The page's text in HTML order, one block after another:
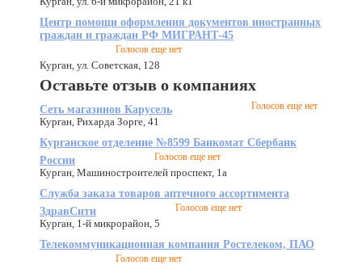
Центр помощи оформления документов иностранных
граждан и граждан РФ МИГРАНТ-45
Голосов еще нет
Курган, ул. Советская, 128
Оставьте отзыв о компаниях
Сеть магазинов Карусель
Голосов еще нет
Курган, Рихарда Зорге, 41
Курганское отделение №8599 Банкомат Сбербанк
России
Голосов еще нет
Курган, Машиностроителей проспект, 1а
Служба заказа товаров аптечного ассортимента
ЗдравСити
Голосов еще нет
Курган, 1-й микрорайон, 5
Телекоммуникационная компания Ростелеком, ПАО
Голосов еще нет